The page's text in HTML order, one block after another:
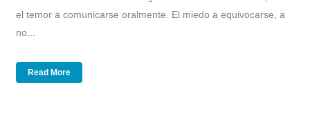
el temor a comunicarse oralmente. El miedo a equivocarse, a
no...
Read More